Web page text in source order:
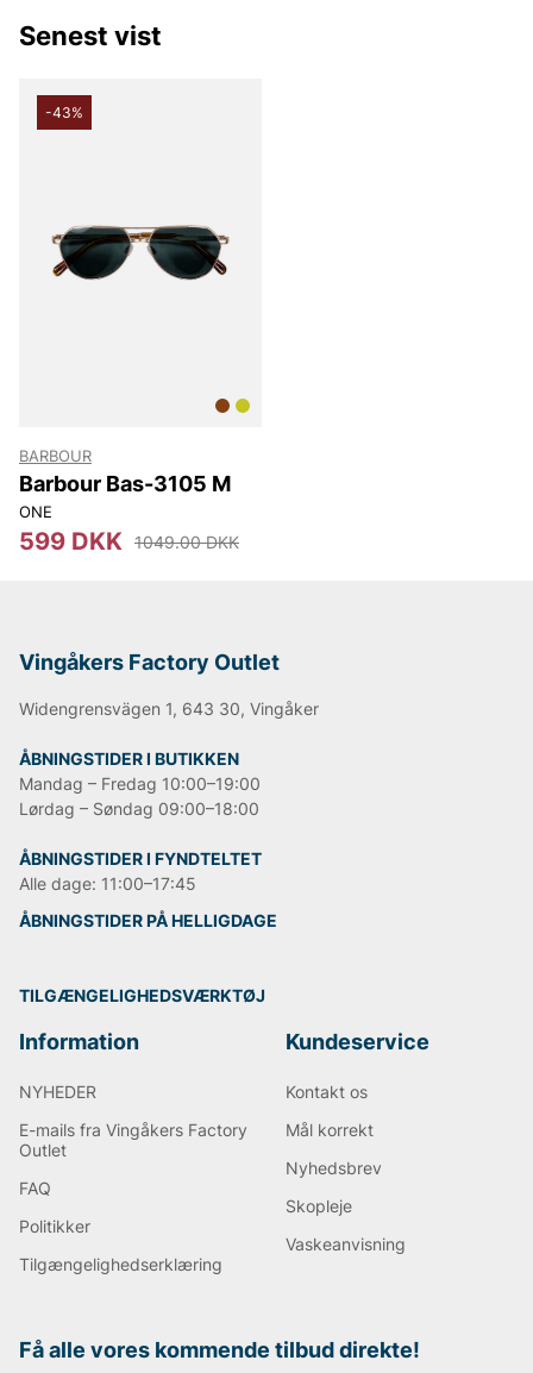
Barbours signatur er de voksede bomuldsjakker, som
har et tidløst design, der aldrig går af mode. Tøjet er
skabt til at ældes med stil og blot blive smukkere med
Fra landet til byen – et plagg til alle
årstider.
et tæppe til hunden, leverer Barbour tøj, der
pasform og høj kvalitet.
Senest vist
-43%
BARBOUR
Barbour Bas-3105 M
ONE
599 DKK 1049.00 DKK
Vingåkers Factory Outlet
Widengrensvägen 1, 643 30, Vingåker
ÅBNINGSTIDER I BUTIKKEN
Mandag – Fredag 10:00–19:00
Lørdag – Søndag 09:00–18:00
ÅBNINGSTIDER I FYNDTELTET
Alle dage: 11:00–17:45
ÅBNINGSTIDER PÅ HELLIGDAGE
TILGÆNGELIGHEDSVÆRKTØJ
Information
NYHEDER
E-mails fra Vingåkers Factory
Outlet
FAQ
Politikker
Tilgængelighedserklæring
Kundeservice
Kontakt os
Mål korrekt
Nyhedsbrev
Skopleje
Vaskeanvisning
Få alle vores kommende tilbud direkte!